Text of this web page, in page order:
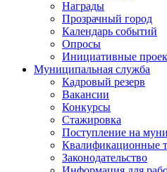
Награды
Прозрачный город
Календарь событий
Опросы
Инициативные
Муниципальная служба
Кадровый резерв
Вакансии
Конкурсы
Стажировка
Поступление на
Квалификационные
Законодательство